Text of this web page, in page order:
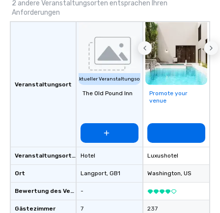
corporate gift. Custom orders are
accepted with a low MOQ. Free Digital
Mockups available
expectations. Let’s
2 andere Veranstaltungsorten entsprachen Ihren
Anforderungen
Veranstaltungsort
Veranstaltungsortstyp
Ort
Bewertung des Veranstaltungsortes
Gästezimmer
Aktueller Veranstaltungsort
The Old Pound Inn
Hotel
Langport, GB1
-
7
Promote your
venue
Luxushotel
Washington, US
237